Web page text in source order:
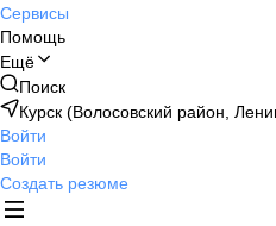
Сервисы
Помощь
Ещё
Поиск
Курск (Волосовский район,
Войти
Войти
Создать резюме